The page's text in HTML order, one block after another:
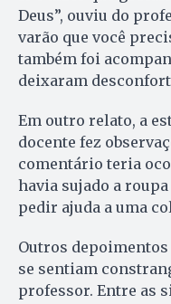
Deus”, ouviu do
varão que você
também foi
deixaram
Em outro relato, a
docente fez
comentário teria
havia sujado a
pedir ajuda a uma
Outros
se sentiam
professor. Entre as